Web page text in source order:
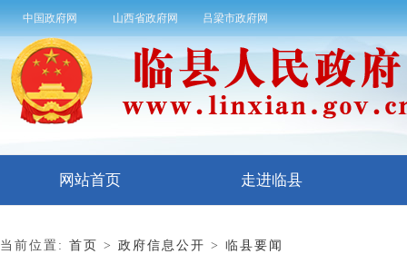
中国政府网 山西省政府网 吕梁市政府网
网站首页 走进临县
当前位置: 首页 > 政府信息公开 > 临县要闻